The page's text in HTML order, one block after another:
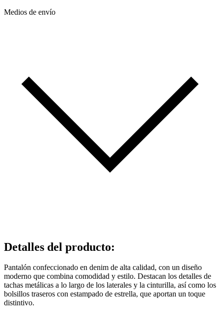
Medios de envío
Detalles del producto:
Pantalón confeccionado en denim de alta calidad, con un diseño
moderno que combina comodidad y estilo. Destacan los detalles de
tachas metálicas a lo largo de los laterales y la cinturilla, así como los
bolsillos traseros con estampado de estrella, que aportan un toque
distintivo.